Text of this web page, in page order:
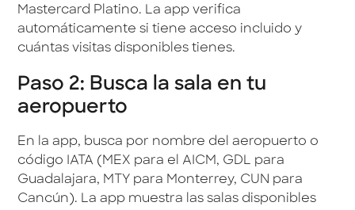
Mastercard Platino. La app verifica
automáticamente si tiene acceso incluido y
cuántas visitas disponibles tienes.
Paso 2: Busca la sala en tu
aeropuerto
En la app, busca por nombre del aeropuerto o
código IATA (MEX para el AICM, GDL para
Guadalajara, MTY para Monterrey, CUN para
Cancún). La app muestra las salas disponibles